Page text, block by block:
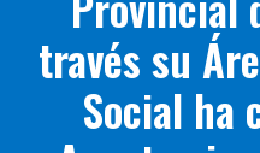
través su
Social ha